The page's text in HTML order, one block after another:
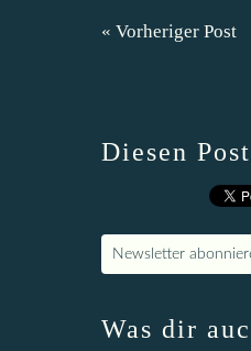
« Vorheriger Post
Diesen
Newsletter
Was dir